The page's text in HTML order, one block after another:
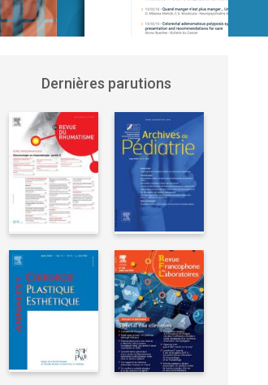
Dernières parutions